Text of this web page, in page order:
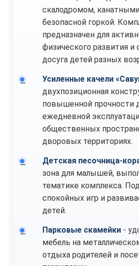
скалодромом,
безопасной горкой.
предназначен для
физического развития и
досуга детей разных
Усиленные качели
двухпозиционная
повышенной прочности
ежедневной
общественных
дворовых территориях.
Детская песочница-
зона для малышей,
тематике комплекса.
спокойных игр и
детей.
Парковые скамейки -
мебель на
отдыха родителей и